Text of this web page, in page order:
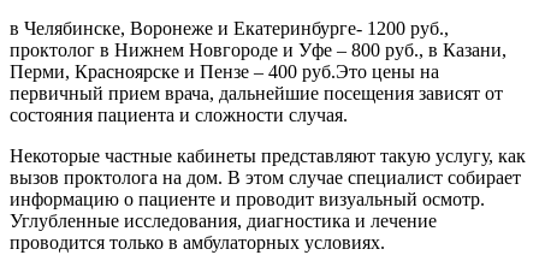
в Челябинске, Воронеже и Екатеринбурге- 1200 руб.,
проктолог в Нижнем Новгороде и Уфе – 800 руб., в Казани,
Перми, Красноярске и Пензе – 400 руб.Это цены на
первичный прием врача, дальнейшие посещения зависят от
состояния пациента и сложности случая.
Некоторые частные кабинеты представляют такую услугу, как
вызов проктолога на дом. В этом случае специалист собирает
информацию о пациенте и проводит визуальный осмотр.
Углубленные исследования, диагностика и лечение
проводится только в амбулаторных условиях.